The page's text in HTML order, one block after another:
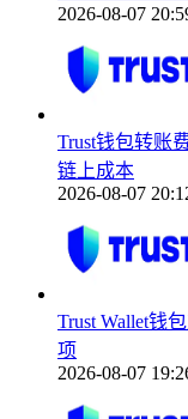
2026-08-07
Trust钱包转账
链上成本
2026-08-07
Trust Wallet钱
项
2026-08-07